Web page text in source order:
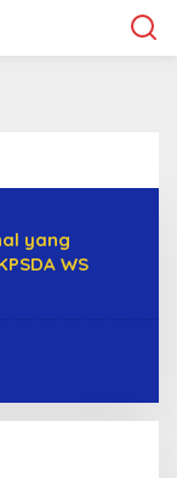
yang
WS